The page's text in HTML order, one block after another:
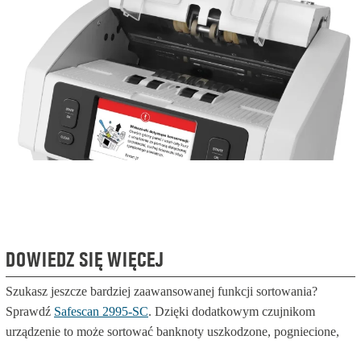
DOWIEDZ SIĘ WIĘCEJ
Szukasz jeszcze bardziej zaawansowanej funkcji sortowania?
Sprawdź Safescan 2995-SC. Dzięki dodatkowym czujnikom
urządzenie to może sortować banknoty uszkodzone, pogniecione,